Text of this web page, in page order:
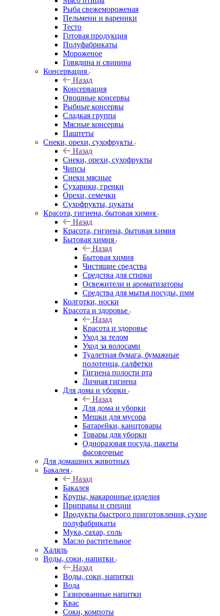
Рыба свежемороженая
Пельмени и вареники
Тесто
Готовая продукция
Полуфабрикаты
Мороженое
Говядина и свинина
Консервация
Назад
Консервация
Овощные консервы
Рыбные консервы
Сладкая группа
Мясные консервы
Паштеты
Снеки, орехи, сухофрукты
Назад
Снеки, орехи, сухофрукты
Чипсы
Снеки мясные
Сухарики, гренки
Орехи, семечки
Сухофрукты, цукаты
Красота, гигиена, бытовая химия
Назад
Красота, гигиена, бытовая химия
Бытовая химия
Назад
Бытовая химия
Чистящие средства
Средства для стирки
Освежители и ароматизаторы
Средства для мытья посуды, пмм
Колготки, носки
Красота и здоровье
Назад
Красота и здоровье
Уход за телом
Уход за волосами
Туалетная бумага, бумажные
полотенца, салфетки
Гигиена полости рта
Личная гигиена
Для дома и уборки
Назад
Для дома и уборки
Мешки для мусора
Батарейки, канцтовары
Товары для уборки
Одноразовая посуда, пакеты
фасовочные
Для домашних животных
Бакалея
Назад
Бакалея
Крупы, макаронные изделия
Приправы и специи
Продукты быстрого приготовления, сухие
полуфабрикаты
Мука, сахар, соль
Масло растительное
Халяль
Воды, соки, напитки
Назад
Воды, соки, напитки
Вода
Газированные напитки
Квас
Соки, компоты